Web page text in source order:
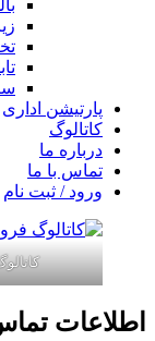
پارتیشن اداری
کاتالوگ
درباره ما
تماس با ما
ورود / ثبت نام
اطلاعات